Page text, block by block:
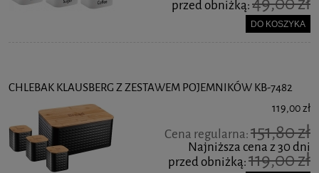
przed obniżką:
DO KOSZYKA
CHLEBAK KLAUSBERG Z ZESTAWEM POJEMNIKÓW KB-7482
119,00 zł
Cena regularna:151,80 zł
Najniższa cena z 30 dni
przed obniżką:119,00 zł